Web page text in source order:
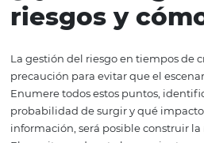
gerente del hotel en tiempos
¡Buena lectura!
¿Qué es la
riesgos y